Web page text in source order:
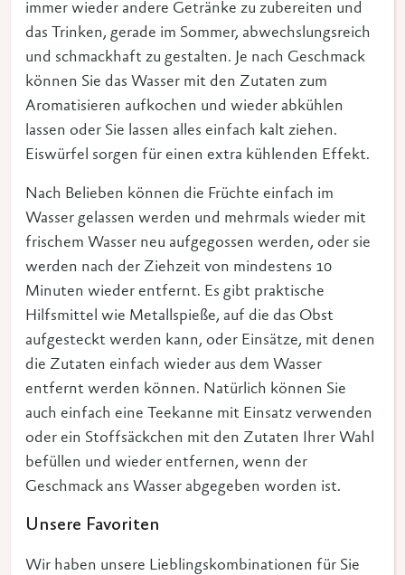
immer wieder andere Getränke zu zubereiten und
das Trinken, gerade im Sommer, abwechslungsreich
und schmackhaft zu gestalten. Je nach Geschmack
können Sie das Wasser mit den Zutaten zum
Aromatisieren aufkochen und wieder abkühlen
lassen oder Sie lassen alles einfach kalt ziehen.
Eiswürfel sorgen für einen extra kühlenden Effekt.
Nach Belieben können die Früchte einfach im
Wasser gelassen werden und mehrmals wieder mit
frischem Wasser neu aufgegossen werden, oder sie
werden nach der Ziehzeit von mindestens 10
Minuten wieder entfernt. Es gibt praktische
Hilfsmittel wie Metallspieße, auf die das Obst
aufgesteckt werden kann, oder Einsätze, mit denen
die Zutaten einfach wieder aus dem Wasser
entfernt werden können. Natürlich können Sie
auch einfach eine Teekanne mit Einsatz verwenden
oder ein Stoffsäckchen mit den Zutaten Ihrer Wahl
befüllen und wieder entfernen, wenn der
Geschmack ans Wasser abgegeben worden ist.
Unsere Favoriten
Wir haben unsere Lieblingskombinationen für Sie